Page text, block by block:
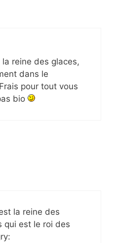
reine des glaces,
dans le
pour tout vous
bio
la reine des
qui est le roi des